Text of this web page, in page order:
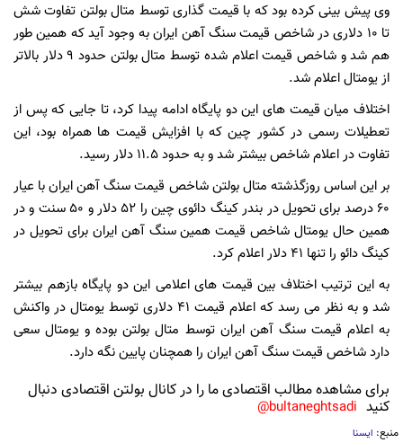
وی پیش بینی کرده بود که با قیمت گذاری توسط متال بولتن تفاوت شش
تا 10 دلاری در شاخص قیمت سنگ آهن ایران به وجود آید که همین طور
هم شد و شاخص قیمت اعلام شده توسط متال بولتن حدود 9 دلار بالاتر
از یومتال اعلام شد.
اختلاف میان قیمت های این دو پایگاه ادامه پیدا کرد، تا جایی که پس از
تعطیلات رسمی در کشور چین که با افزایش قیمت ها همراه بود، این
تفاوت در اعلام شاخص بیشتر شد و به حدود 11.5 دلار رسید.
بر این اساس روزگذشته متال بولتن شاخص قیمت سنگ آهن ایران با عیار
60 درصد برای تحویل در بندر کینگ دائوی چین را 52 دلار و 50 سنت و در
همین حال یومتال شاخص قیمت همین سنگ آهن ایران برای تحویل در
کینگ دائو را تنها 41 دلار اعلام کرد.
به این ترتیب اختلاف بین قیمت های اعلامی این دو پایگاه بازهم بیشتر
شد و به نظر می رسد که اعلام قیمت 41 دلاری توسط یومتال در واکنش
به اعلام قیمت سنگ آهن ایران توسط متال بولتن بوده و یومتال سعی
دارد شاخص قیمت سنگ آهن ایران را همچنان پایین نگه دارد.
برای مشاهده مطالب اقتصادی ما را در کانال بولتن اقتصادی دنبال
کنید bultaneghtsadi@
منبع: ایسنا